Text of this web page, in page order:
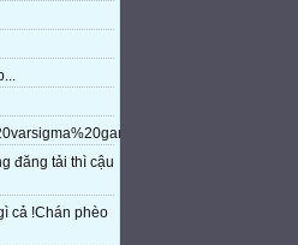
đăng tải thì cậu
cả !Chán phèo